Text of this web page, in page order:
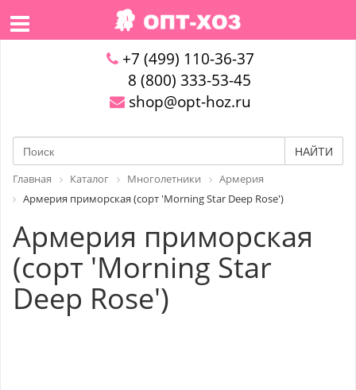
+7 (499) 110-36-37
8 (800) 333-53-45
shop@opt-hoz.ru
НАЙТИ
Главная Каталог Многолетники
Армерия
Армерия приморская (сорт 'Morning Star Deep Rose')
Армерия приморская
(сорт 'Morning Star
Deep Rose')